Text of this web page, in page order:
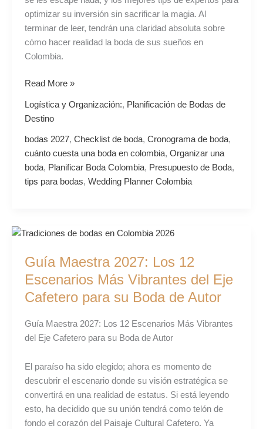
optimizar su inversión sin sacrificar la magia. Al
terminar de leer, tendrán una claridad absoluta sobre
cómo hacer realidad la boda de sus sueños en
Colombia.
Read More »
Logística y Organización:, Planificación de Bodas de
Destino
bodas 2027, Checklist de boda, Cronograma de boda,
cuánto cuesta una boda en colombia, Organizar una
boda, Planificar Boda Colombia, Presupuesto de Boda,
tips para bodas, Wedding Planner Colombia
Guía Maestra 2027: Los 12
Escenarios Más Vibrantes del Eje
Cafetero para su Boda de Autor
Guía Maestra 2027: Los 12 Escenarios Más Vibrantes
del Eje Cafetero para su Boda de Autor
El paraíso ha sido elegido; ahora es momento de
descubrir el escenario donde su visión estratégica se
convertirá en una realidad de estatus. Si está leyendo
esto, ha decidido que su unión tendrá como telón de
fondo el corazón del Paisaje Cultural Cafetero. Ya
Guía
2027:
Los
Escenarios
Cafetero
Boda